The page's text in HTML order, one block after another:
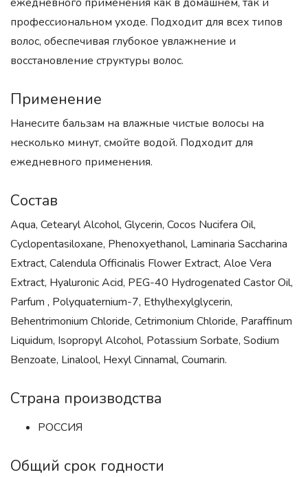
профессиональном уходе. Подходит для всех типов
волос, обеспечивая глубокое увлажнение и
восстановление структуры волос.
Применение
Нанесите бальзам на влажные чистые волосы на
несколько минут, смойте водой. Подходит для
ежедневного применения.
Состав
Aqua, Cetearyl Alcohol, Glycerin, Cocos Nuсifera Oil,
Cyclopentasiloxane, Phenoxyethanol, Laminaria Saccharina
Extract, Calendula Officinalis Flower Extract, Aloe Vera
Extract, Hyaluronic Acid, PEG-40 Hydrogenated Castor Oil,
Parfum , Polyquaternium-7, Ethylhexylglycerin,
Behentrimonium Chloride, Cetrimonium Chloride, Paraffinum
Liquidum, Isopropyl Alcohol, Potassium Sorbate, Sodium
Benzoate, Linalool, Hexyl Cinnamal, Coumarin.
Страна производства
РОССИЯ
Общий срок годности